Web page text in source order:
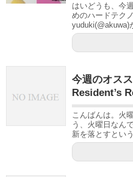
はいどうも、今
めのハードテク
yuduki(@akuwa)
今週のオス
Resident’s
こんばんは。火
う、火曜日なん
新を落とすとい